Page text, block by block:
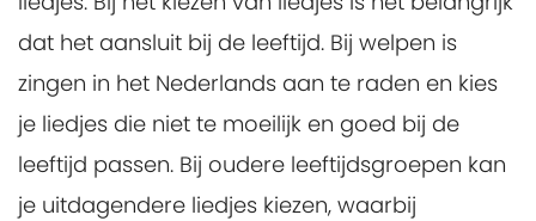
dat het aansluit bij de leeftijd. Bij welpen is
zingen in het Nederlands aan te raden en kies
je liedjes die niet te moeilijk en goed bij de
leeftijd passen. Bij oudere leeftijdsgroepen kan
je uitdagendere liedjes kiezen, waarbij